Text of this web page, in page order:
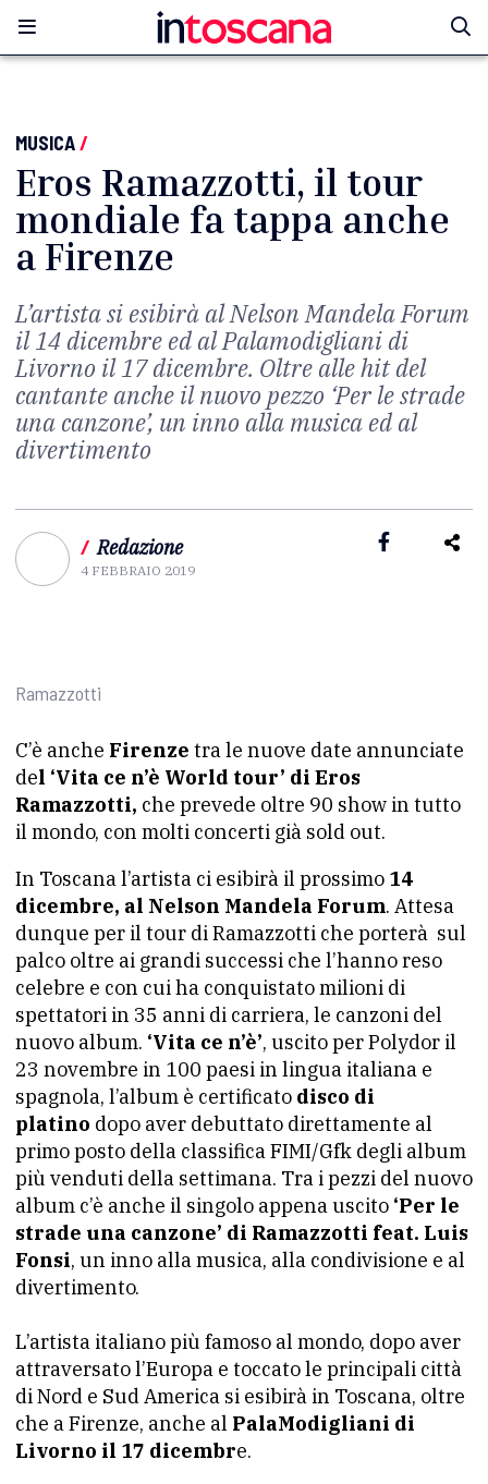
MUSICA/
Eros Ramazzotti, il tour
mondiale fa tappa anche
a Firenze
L’artista si esibirà al Nelson Mandela Forum
il 14 dicembre ed al Palamodigliani di
Livorno il 17 dicembre. Oltre alle hit del
cantante anche il nuovo pezzo ‘Per le strade
una canzone’, un inno alla musica ed al
divertimento
/ Redazione
4 FEBBRAIO 2019
Ramazzotti
C’è anche Firenze tra le nuove date annunciate
del ‘Vita ce n’è World tour’ di Eros
Ramazzotti, che prevede oltre 90 show in tutto
il mondo, con molti concerti già sold out.
In Toscana l’artista ci esibirà il prossimo 14
dicembre, al Nelson Mandela Forum. Attesa
dunque per il tour di Ramazzotti che porterà sul
palco oltre ai grandi successi che l’hanno reso
celebre e con cui ha conquistato milioni di
spettatori in 35 anni di carriera, le canzoni del
nuovo album. ‘Vita ce n’è’, uscito per Polydor il
23 novembre in 100 paesi in lingua italiana e
spagnola, l’album è certificato disco di
platino dopo aver debuttato direttamente al
primo posto della classifica FIMI/Gfk degli album
più venduti della settimana. Tra i pezzi del nuovo
album c’è anche il singolo appena uscito ‘Per le
strade una canzone’ di Ramazzotti feat. Luis
Fonsi, un inno alla musica, alla condivisione e al
divertimento.
L’artista italiano più famoso al mondo, dopo aver
attraversato l’Europa e toccato le principali città
di Nord e Sud America si esibirà in Toscana, oltre
che a Firenze, anche al PalaModigliani di
Livorno il 17 dicembre.